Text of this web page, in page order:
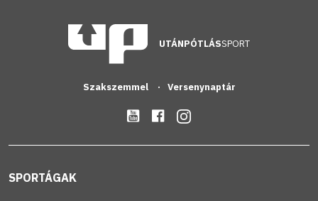
UTÁNPÓTLÁSSPORT
Szakszemmel Versenynaptár
SPORTÁGAK